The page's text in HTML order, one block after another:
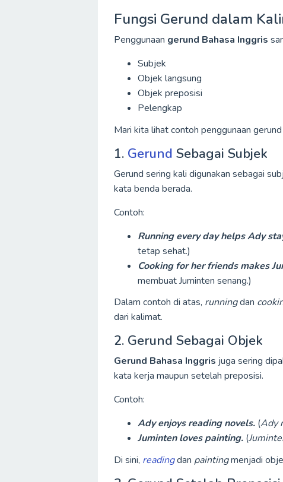
Fungsi Gerund dalam
Penggunaan gerund Bahasa Inggris
Subjek
Objek langsung
Objek preposisi
Pelengkap
Mari kita lihat contoh penggunaan
1. Gerund Sebagai Subjek
Gerund sering kali digunakan sebagai
kata benda berada.
Contoh:
Running every day helps Ady
tetap sehat.)
Cooking for her friends makes
membuat Juminten senang.)
Dalam contoh di atas, runningdan
dari kalimat.
2. Gerund Sebagai Objek
Gerund Bahasa Inggris juga sering
kata kerja maupun setelah preposisi.
Contoh:
Ady enjoys reading novels. (Ady
Juminten loves painting. (
Di sini, readingdan paintingmenjadi